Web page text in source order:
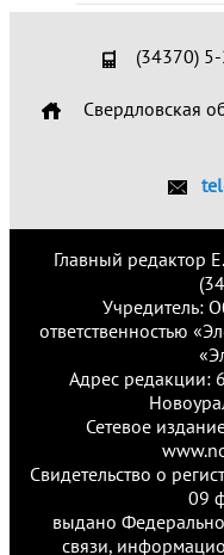
(34370)
Свердловская
Главный редактор
Учредитель:
ответственностью
Адрес редакции:
Сетевое
Свидетельство о
09
выдано
связи,